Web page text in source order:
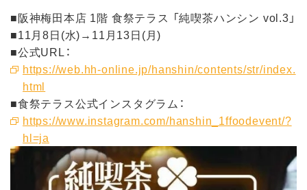
■阪神梅田本店 1階 食祭テラス 「純喫茶ハンシン vol.3」
■11月8日(水)→11月13日(月)
■公式URL：
https://web.hh-online.jp/hanshin/contents/str/index.
html
■食祭テラス公式インスタグラム：
https://www.instagram.com/hanshin_1ffoodevent/?
hl=ja